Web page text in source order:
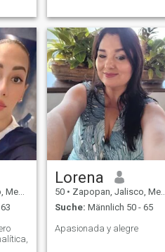
Lorena
50 • Zapopan, Jalisco, Mexiko
Suche: Männlich 50 - 65
Apasionada y alegre